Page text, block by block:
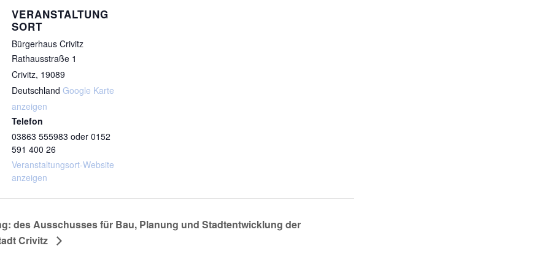
VERANSTALTUNG
SORT
Bürgerhaus Crivitz
Rathausstraße 1
Crivitz, 19089
Deutschland Google Karte
anzeigen
Telefon
03863 555983 oder 0152
591 400 26
Veranstaltungsort-Website
anzeigen
des Ausschusses für Bau, Planung und Stadtentwicklung der
Crivitz